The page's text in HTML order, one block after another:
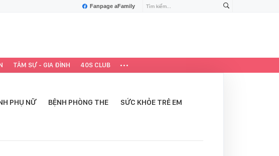
Fanpage aFamily
TÂM SỰ - GIA ĐÌNH 40S CLUB
PHỤ NỮ BỆNH PHÒNG THE SỨC KHỎE TRẺ EM